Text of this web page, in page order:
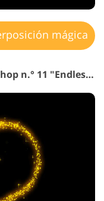
mágica
Superposición mágica de Photoshop n.° 11 "Endless Love"